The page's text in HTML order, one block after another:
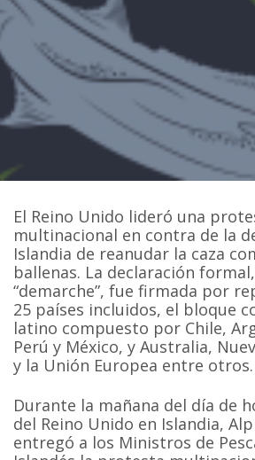
El Reino Unido lideró una
multinacional en contra de la
Islandia de reanudar la caza
ballenas. La declaración
“demarche”, fue firmada por
25 países incluidos, el bloque
latino compuesto por Chile,
Perú y México, y Australia,
y la Unión Europea entre otros.
Durante la mañana del día de
del Reino Unido en Islandia,
entregó a los Ministros de